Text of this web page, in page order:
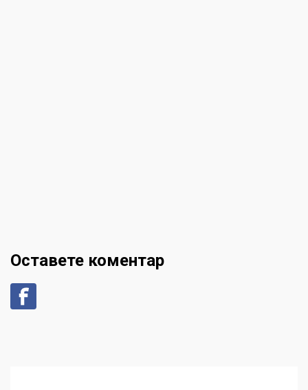
Оставете коментар